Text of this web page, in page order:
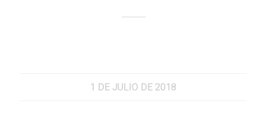
1 DE JULIO DE 2018